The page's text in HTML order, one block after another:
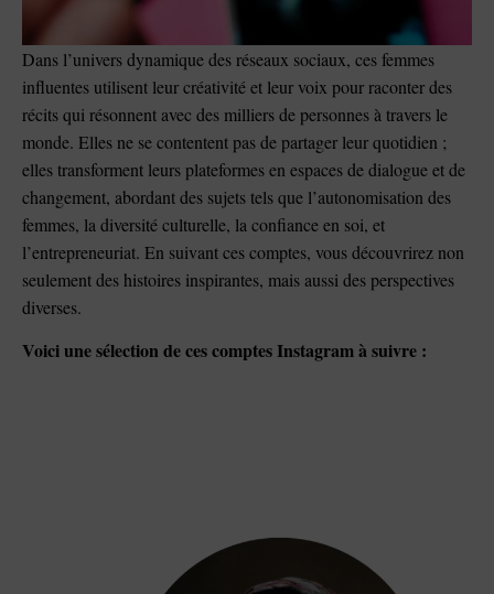
Dans l’univers dynamique des réseaux sociaux, ces femmes
influentes utilisent leur créativité et leur voix pour raconter des
récits qui résonnent avec des milliers de personnes à travers le
monde. Elles ne se contentent pas de partager leur quotidien ;
elles transforment leurs plateformes en espaces de dialogue et de
changement, abordant des sujets tels que l’autonomisation des
femmes, la diversité culturelle, la confiance en soi, et
l’entrepreneuriat. En suivant ces comptes, vous découvrirez non
seulement des histoires inspirantes, mais aussi des perspectives
diverses.
Voici une sélection de ces comptes Instagram à suivre :